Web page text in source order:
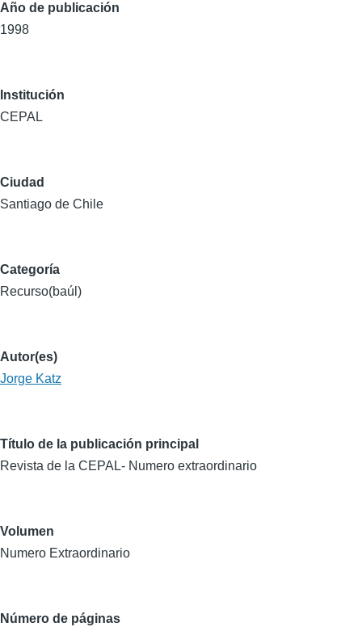
Año de publicación
1998
Institución
CEPAL
Ciudad
Santiago de Chile
Categoría
Recurso(baúl)
Autor(es)
Jorge Katz
Título de la publicación principal
Revista de la CEPAL- Numero extraordinario
Volumen
Numero Extraordinario
Número de páginas